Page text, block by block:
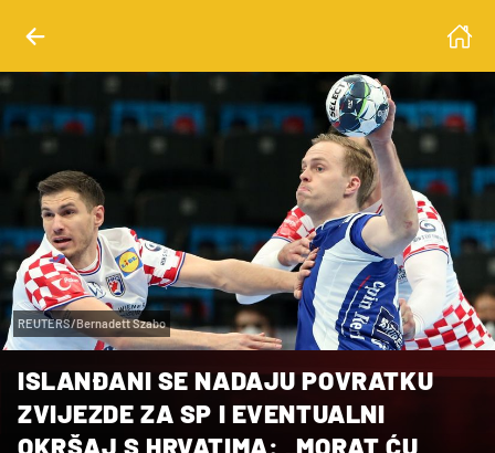
REUTERS/Bernadett Szabo
ISLANĐANI SE NADAJU POVRATKU
ZVIJEZDE ZA SP I EVENTUALNI
OKRŠAJ S HRVATIMA: „MORAT ĆU